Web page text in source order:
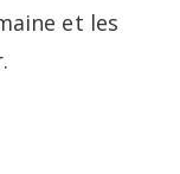
et les